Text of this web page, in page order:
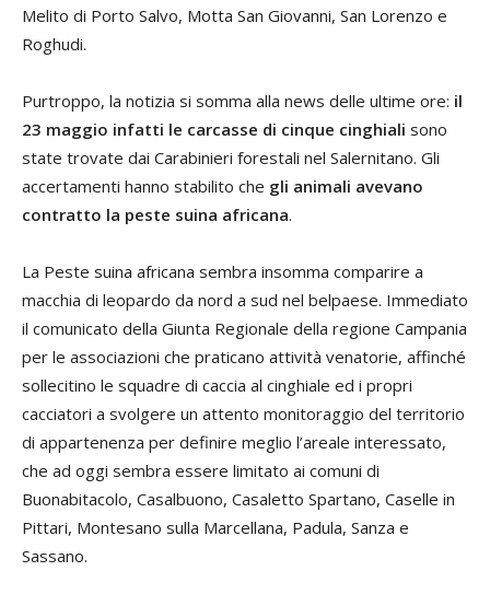
Melito di Porto Salvo, Motta San Giovanni, San Lorenzo e
Roghudi.
Purtroppo, la notizia si somma alla news delle ultime ore: il
23 maggio infatti le carcasse di cinque cinghiali sono
state trovate dai Carabinieri forestali nel Salernitano. Gli
accertamenti hanno stabilito che gli animali avevano
contratto la peste suina africana.
La Peste suina africana sembra insomma comparire a
macchia di leopardo da nord a sud nel belpaese. Immediato
il comunicato della Giunta Regionale della regione Campania
per le associazioni che praticano attività venatorie, affinché
sollecitino le squadre di caccia al cinghiale ed i propri
cacciatori a svolgere un attento monitoraggio del territorio
di appartenenza per definire meglio l’areale interessato,
che ad oggi sembra essere limitato ai comuni di
Buonabitacolo, Casalbuono, Casaletto Spartano, Caselle in
Pittari, Montesano sulla Marcellana, Padula, Sanza e
Sassano.